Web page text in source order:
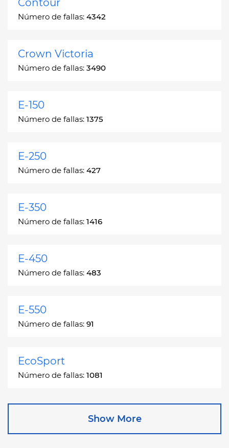
Número de fallas: 4342
Crown Victoria
Número de fallas: 3490
E-150
Número de fallas: 1375
E-250
Número de fallas: 427
E-350
Número de fallas: 1416
E-450
Número de fallas: 483
E-550
Número de fallas: 91
EcoSport
Número de fallas: 1081
Show More